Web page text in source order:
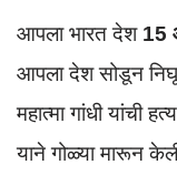
आपला भारत देश 15
आपला देश सोडून
महात्मा गांधी यांची
याने गोळ्या मारून